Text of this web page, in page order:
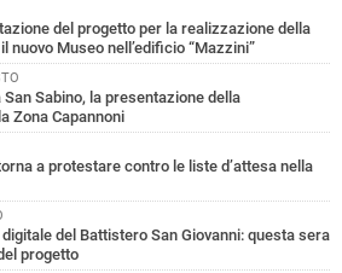
del progetto per la realizzazione della
nuovo Museo nell’edificio “Mazzini”
San Sabino, la presentazione della
Zona Capannoni
a protestare contro le liste d’attesa nella
del Battistero San Giovanni: questa sera
progetto